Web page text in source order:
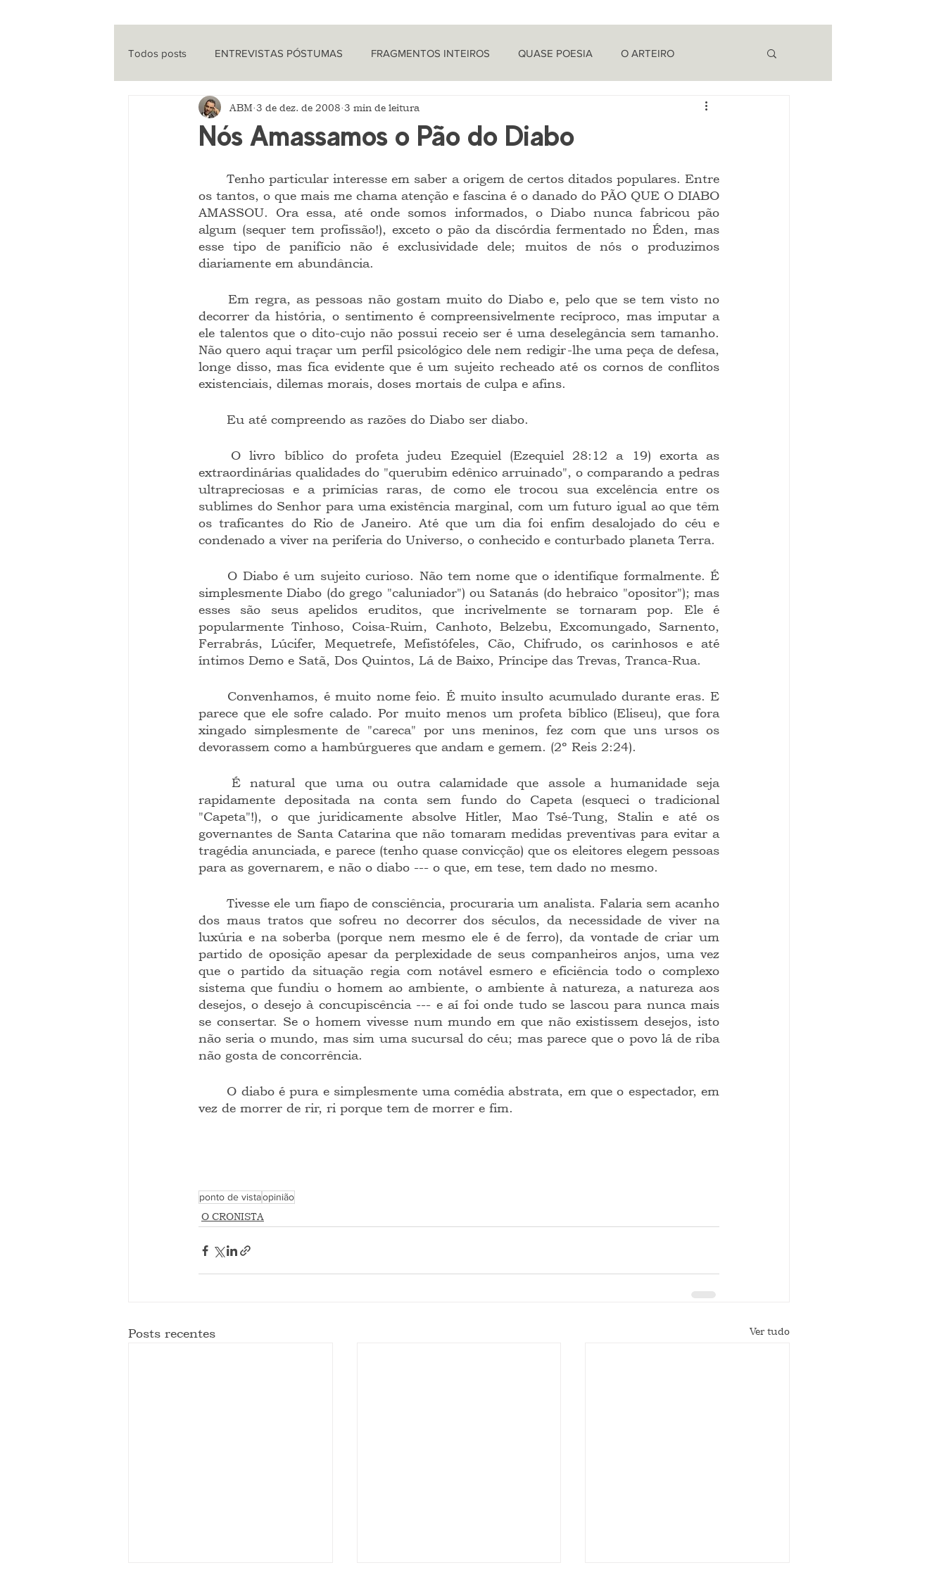
Todos posts ENTREVISTAS PÓSTUMAS FRAGMENTOS INTEIROS QUASE POESIA O ARTEIRO
ENTREVISTAS CINEMA PROVOCAÇÕES NADA FILOSÓFICAS
Nós Amassamos o Pão do Diabo
ABM 3 de dez. de 2008 3 min de leitura
	Tenho particular interesse em saber a origem de certos ditados populares. Entre
os tantos, o que mais me chama atenção e fascina é o danado do PÃO QUE O DIABO
AMASSOU. Ora essa, até onde somos informados, o Diabo nunca fabricou pão
algum (sequer tem profissão!), exceto o pão da discórdia fermentado no Éden, mas
esse tipo de panifício não é exclusividade dele; muitos de nós o produzimos
diariamente em abundância.
decorrer da história, o sentimento é compreensivelmente recíproco, mas imputar a
ele talentos que o dito-cujo não possui receio ser é uma deselegância sem tamanho.
Não quero aqui traçar um perfil psicológico dele nem redigir-lhe uma peça de defesa,
longe disso, mas fica evidente que é um sujeito recheado até os cornos de conflitos
existenciais, dilemas morais, doses mortais de culpa e afins.
	Eu até compreendo as razões do Diabo ser diabo.
extraordinárias qualidades do "querubim edênico arruinado", o comparando a pedras
ultrapreciosas e a primícias raras, de como ele trocou sua excelência entre os
sublimes do Senhor para uma existência marginal, com um futuro igual ao que têm
os traficantes do Rio de Janeiro. Até que um dia foi enfim desalojado do céu e
condenado a viver na periferia do Universo, o conhecido e conturbado planeta Terra.
simplesmente Diabo (do grego "caluniador") ou Satanás (do hebraico "opositor"); mas
esses são seus apelidos eruditos, que incrivelmente se tornaram pop. Ele é
popularmente Tinhoso, Coisa-Ruim, Canhoto, Belzebu, Excomungado, Sarnento,
Ferrabrás, Lúcifer, Mequetrefe, Mefistófeles, Cão, Chifrudo, os carinhosos e até
íntimos Demo e Satã, Dos Quintos, Lá de Baixo, Príncipe das Trevas, Tranca-Rua.
parece que ele sofre calado. Por muito menos um profeta bíblico (Eliseu), que fora
xingado simplesmente de "careca" por uns meninos, fez com que uns ursos os
devorassem como a hambúrgueres que andam e gemem. (2º Reis 2:24).
	É natural que uma ou outra calamidade que assole a humanidade seja
rapidamente depositada na conta sem fundo do Capeta (esqueci o tradicional
"Capeta"!), o que juridicamente absolve Hitler, Mao Tsé-Tung, Stalin e até os
governantes de Santa Catarina que não tomaram medidas preventivas para evitar a
tragédia anunciada, e parece (tenho quase convicção) que os eleitores elegem pessoas
para as governarem, e não o diabo --- o que, em tese, tem dado no mesmo.
	Tivesse ele um fiapo de consciência, procuraria um analista. Falaria sem acanho
dos maus tratos que sofreu no decorrer dos séculos, da necessidade de viver na
luxúria e na soberba (porque nem mesmo ele é de ferro), da vontade de criar um
partido de oposição apesar da perplexidade de seus companheiros anjos, uma vez
que o partido da situação regia com notável esmero e eficiência todo o complexo
sistema que fundiu o homem ao ambiente, o ambiente à natureza, a natureza aos
desejos, o desejo à concupiscência --- e aí foi onde tudo se lascou para nunca mais
se consertar. Se o homem vivesse num mundo em que não existissem desejos, isto
não seria o mundo, mas sim uma sucursal do céu; mas parece que o povo lá de riba
não gosta de concorrência.
vez de morrer de rir, ri porque tem de morrer e fim.
ponto de vistaopinião
O CRONISTA
Posts recentes Ver tudo